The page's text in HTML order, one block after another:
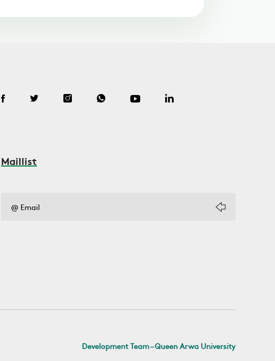
Maillist
Development Team – Queen Arwa University